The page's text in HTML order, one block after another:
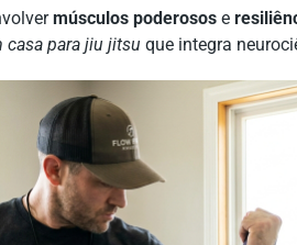
músculos poderosos e
casa para jiu jitsu que integra